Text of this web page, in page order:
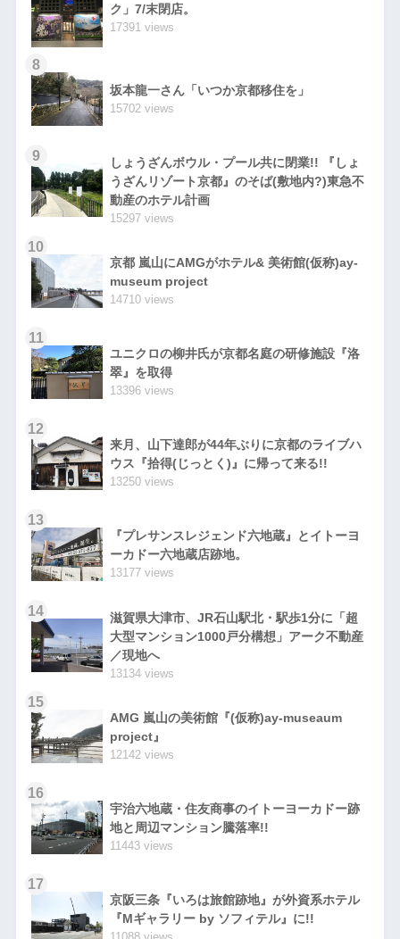
ク」7/末閉店。
17391 views
8
坂本龍一さん「いつか京都移住を」
15702 views
9
しょうざんボウル・プール共に閉業!! 『しょ
うざんリゾート京都』のそば(敷地内?)東急不
動産のホテル計画
15297 views
10
京都 嵐山にAMGがホテル& 美術館(仮称)ay-
museum project
14710 views
11
ユニクロの柳井氏が京都名庭の研修施設『洛
翠』を取得
13396 views
12
来月、山下達郎が44年ぶりに京都のライブハ
ウス『拾得(じっとく)』に帰って来る!!
13250 views
13
『プレサンスレジェンド六地蔵』とイトーヨ
ーカドー六地蔵店跡地。
13177 views
14
滋賀県大津市、JR石山駅北・駅歩1分に「超
大型マンション1000戸分構想」アーク不動産
／現地へ
13134 views
15
AMG 嵐山の美術館『(仮称)ay-museaum
project』
12142 views
16
宇治六地蔵・住友商事のイトーヨーカドー跡
地と周辺マンション騰落率!!
11443 views
17
京阪三条『いろは旅館跡地』が外資系ホテル
『Mギャラリー by ソフィテル』に!!